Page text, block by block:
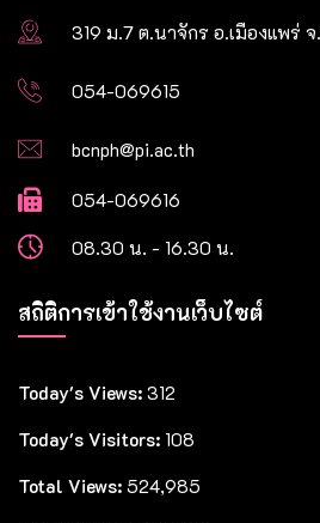
319 ม.7 ต.นาจักร อ.เมืองแพร่
054-069615
bcnph@pi.ac.th
054-069616
08.30 น. - 16.30 น.
สถิติการเข้าใช้งานเว็บไซต์
Today's Views: 312
Today's Visitors: 108
Total Views: 524,985